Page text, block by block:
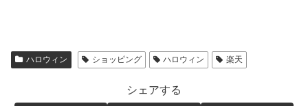
ハロウィン ショッピング ハロウィン 楽天
シェアする